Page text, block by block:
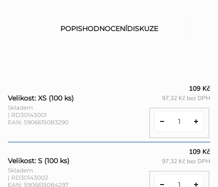
POPISHODNOCENÍDISKUZE
Velikost: XS (100 ks)
Skladem
| RD30143001
EAN: 5906615083290
109 Kč
97,32 Kč bez DPH
Velikost: S (100 ks)
Skladem
| RD30143002
EAN: 5906615084297
109 Kč
97,32 Kč bez DPH